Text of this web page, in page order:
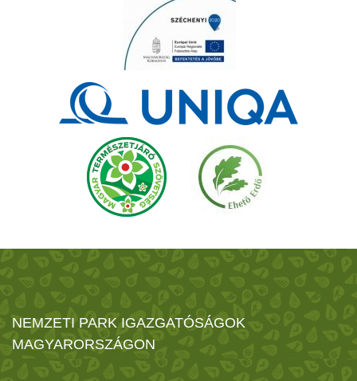
NEMZETI PARK IGAZGATÓSÁGOK
MAGYARORSZÁGON